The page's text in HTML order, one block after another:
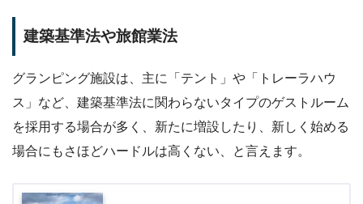
建築基準法や旅館業法
グランピング施設は、主に「テント」や「トレーラハウ
ス」など、建築基準法に関わらないタイプのゲストルーム
を採用する場合が多く、新たに増設したり、新しく始める
場合にもさほどハードルは高くない、と言えます。